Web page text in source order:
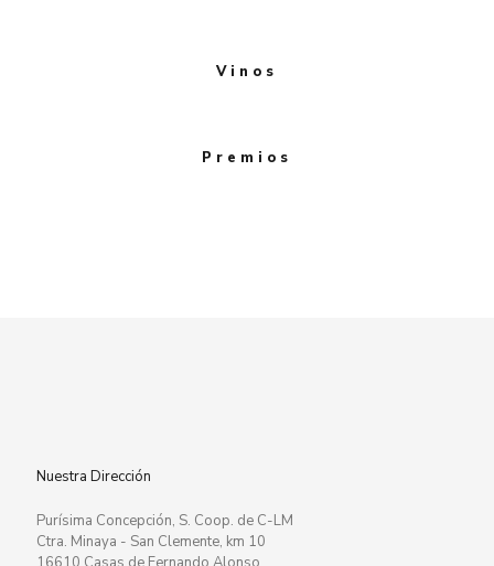
Vinos
Premios
Nuestra Dirección
Purísima Concepción, S. Coop. de C-LM
Ctra. Minaya - San Clemente, km 10